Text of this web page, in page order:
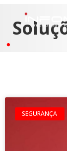
SEGURANÇA